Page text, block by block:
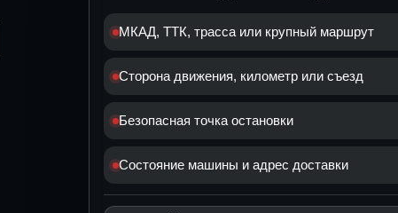
МКАД, ТТК, трасса или крупный маршрут
Сторона движения, километр или съезд
Безопасная точка остановки
Состояние машины и адрес доставки